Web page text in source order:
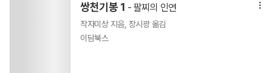
쌍천기봉 1 - 팔찌의 인연
작자미상 지음, 장시광 옮김
이담북스